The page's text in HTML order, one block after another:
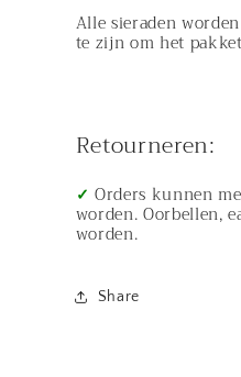
Alle sieraden
te zijn om het
Retourneren:
✓ Orders kunnen
worden. Oorbellen,
worden.
Share